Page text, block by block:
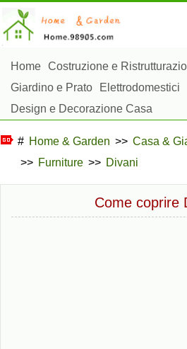
Home Costruzione e
Giardino e Prato
Elettrodomestici
Design e Decorazione Casa
# Home & Garden >> Casa &
>> Furniture >> Divani
Come coprire